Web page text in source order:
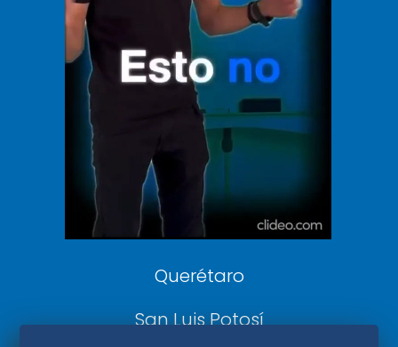
Clase
De 10 sports
DeDinero
Confabulario
Aviso Oportuno
Consultas
Querétaro
San Luis Potosí